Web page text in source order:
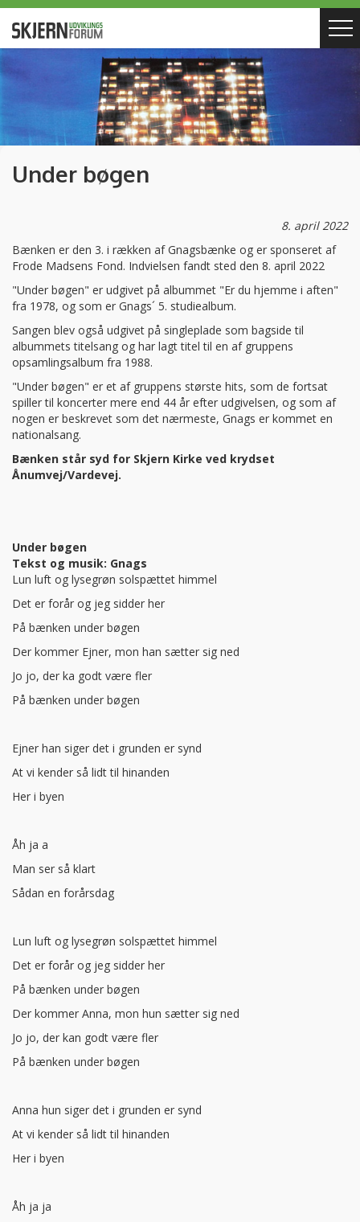
Under bøgen
8. april 2022
Bænken er den 3. i rækken af Gnagsbænke og er sponseret af
Frode Madsens Fond. Indvielsen fandt sted den 8. april 2022
"Under bøgen" er udgivet på albummet "Er du hjemme i aften"
fra 1978, og som er Gnags´ 5. studiealbum.
Sangen blev også udgivet på singleplade som bagside til
albummets titelsang og har lagt titel til en af gruppens
opsamlingsalbum fra 1988.
"Under bøgen" er et af gruppens største hits, som de fortsat
spiller til koncerter mere end 44 år efter udgivelsen, og som af
nogen er beskrevet som det nærmeste, Gnags er kommet en
nationalsang.
Bænken står syd for Skjern Kirke ved krydset
Ånumvej/Vardevej.
Under bøgen
Tekst og musik: Gnags
Lun luft og lysegrøn solspættet himmel
Det er forår og jeg sidder her
På bænken under bøgen
Der kommer Ejner, mon han sætter sig ned
Jo jo, der ka godt være fler
På bænken under bøgen
Ejner han siger det i grunden er synd
At vi kender så lidt til hinanden
Her i byen
Åh ja a
Man ser så klart
Sådan en forårsdag
Lun luft og lysegrøn solspættet himmel
Det er forår og jeg sidder her
På bænken under bøgen
Der kommer Anna, mon hun sætter sig ned
Jo jo, der kan godt være fler
På bænken under bøgen
Anna hun siger det i grunden er synd
At vi kender så lidt til hinanden
Her i byen
Åh ja ja